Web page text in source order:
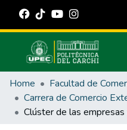
Communities & Collections
All of DSpace
Statistics
Home
Carrera de Comercio